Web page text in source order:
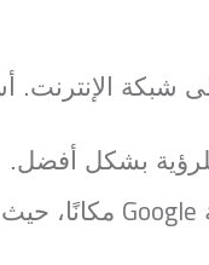
شبكة الإنترنت.
Google مكانًا،